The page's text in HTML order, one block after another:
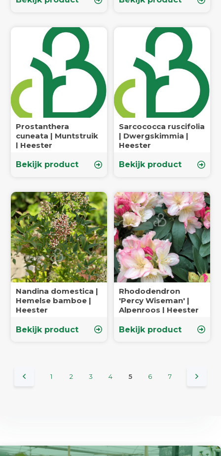
Prostanthera
cuneata | Muntstruik
| Heester
Bekijk product
Sarcococca ruscifolia
| Dwergskimmia |
Heester
Bekijk product
Nandina domestica |
Hemelse bamboe |
Heester
Bekijk product
Rhododendron
'Percy Wiseman' |
Alpenroos | Heester
Bekijk product
1 2 3 4 5 6 7